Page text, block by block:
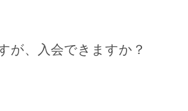
が、入会できますか？